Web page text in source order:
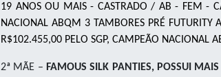
19 ANOS OU MAIS - CASTRADO / AB - FEM -
NACIONAL ABQM 3 TAMBORES PRÉ FUTURITY
R$102.455,00 PELO SGP, CAMPEÃO NACIONAL
2ª MÃE – FAMOUS SILK PANTIES, POSSUI